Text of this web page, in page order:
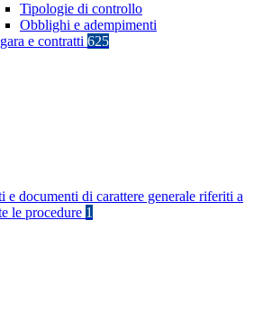
Tipologie di controllo
Obblighi e adempimenti
e contratti 625
e documenti di carattere generale riferiti a
le procedure 1